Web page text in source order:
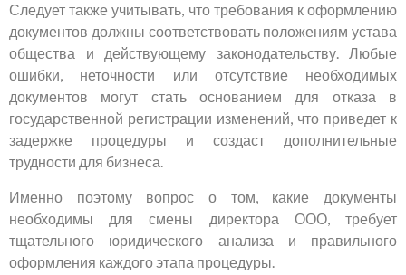
Следует также учитывать, что требования к оформлению
документов должны соответствовать положениям устава
общества и действующему законодательству. Любые
ошибки, неточности или отсутствие необходимых
документов могут стать основанием для отказа в
государственной регистрации изменений, что приведет к
задержке процедуры и создаст дополнительные
трудности для бизнеса.
Именно поэтому вопрос о том, какие документы
необходимы для смены директора ООО, требует
тщательного юридического анализа и правильного
оформления каждого этапа процедуры.